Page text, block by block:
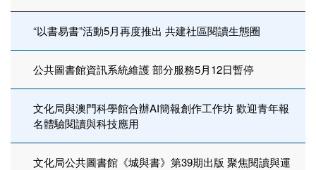
“以書易書”活動5月再度推出 共建社區閱讀生態圈
公共圖書館資訊系統維護 部分服務5月12日暫停
文化局與澳門科學館合辦AI簡報創作工作坊 歡迎青年報
名體驗閱讀與科技應用
文化局公共圖書館《城與書》第39期出版 聚焦閱讀與運